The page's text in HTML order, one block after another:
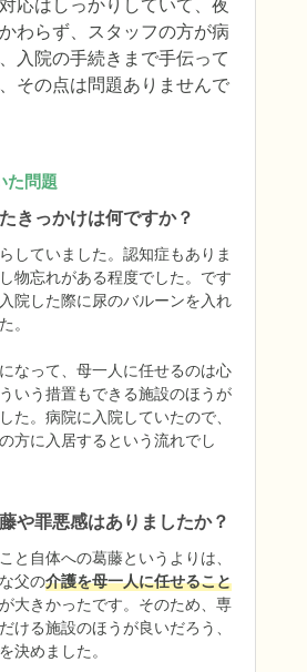
応はしっかりしていて、夜
わらず、スタッフの方が病
入院の手続きまで手伝って
その点は問題ありませんで
た問題
きっかけは何ですか？
していました。認知症もありま
物忘れがある程度でした。です
院した際に尿のバルーンを入れ
。
なって、母一人に任せるのは心
いう措置もできる施設のほうが
た。病院に入院していたので、
方に入居するという流れでし
や罪悪感はありましたか？
と自体への葛藤というよりは、
父の介護を母一人に任せること
大きかったです。そのため、専
ける施設のほうが良いだろう、
決めました。